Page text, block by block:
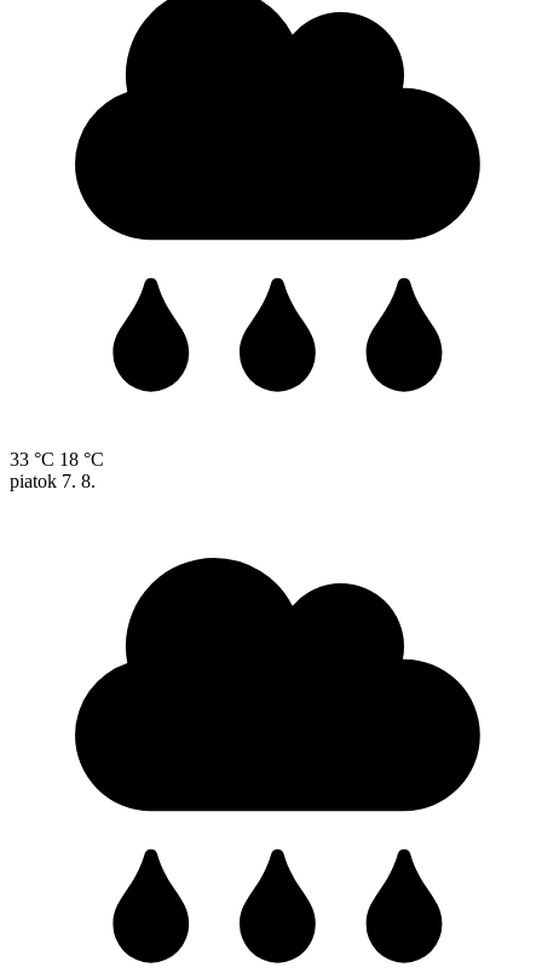
33 °C 18 °C
piatok 7. 8.